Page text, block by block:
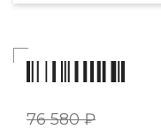
76 580 ₽